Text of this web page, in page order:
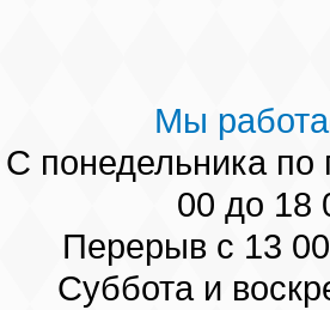
Мы
С понедельника по
00 до 18
Перерыв с 13
Суббота и